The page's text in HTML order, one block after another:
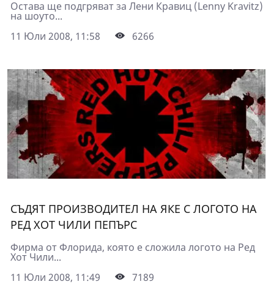
Остава ще подгряват за Лени Кравиц (Lenny Kravitz)
на шоуто...
11 Юли 2008, 11:58
6266
СЪДЯТ ПРОИЗВОДИТЕЛ НА ЯКЕ С ЛОГОТО НА
РЕД ХОТ ЧИЛИ ПЕПЪРС
Фирма от Флорида, която е сложила логото на Ред
Хот Чили...
11 Юли 2008, 11:49
7189